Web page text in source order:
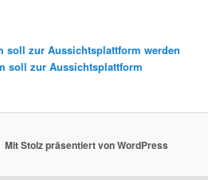
soll zur Aussichtsplattform werden
soll zur Aussichtsplattform
Mit Stolz präsentiert von WordPress